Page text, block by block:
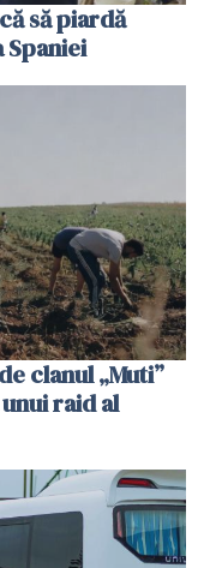
să piardă
clanul „Muti”
raid al